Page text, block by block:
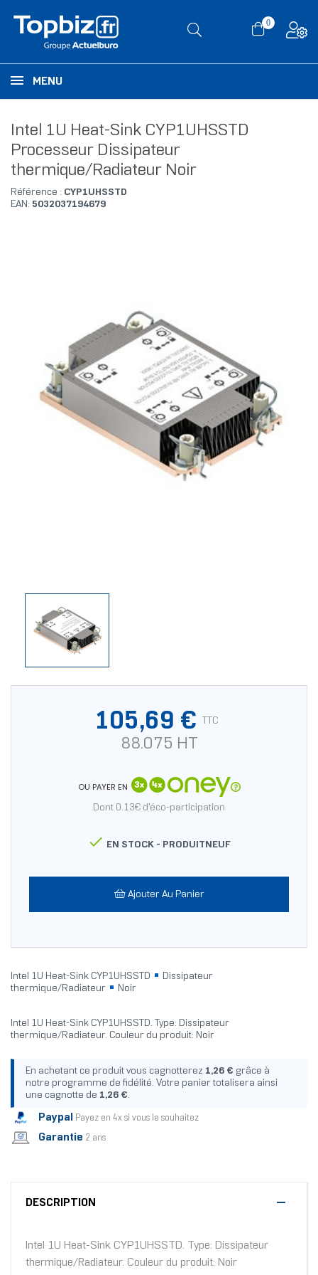
0
MENU
Intel 1U Heat-Sink CYP1UHSSTD
Processeur Dissipateur
thermique/Radiateur Noir
Référence : CYP1UHSSTD
EAN: 5032037194679
105,69 € TTC
88.075 HT
OU PAYER EN
Dont 0.13€ d'éco-participation
 EN STOCK - PRODUITNEUF
Ajouter Au Panier
Intel 1U Heat-Sink CYP1UHSSTD
Dissipateur
thermique/Radiateur
Noir
Intel 1U Heat-Sink CYP1UHSSTD. Type: Dissipateur
thermique/Radiateur. Couleur du produit: Noir
En achetant ce produit vous cagnotterez 1,26 € grâce à
notre programme de fidélité. Votre panier totalisera ainsi
une cagnotte de 1,26 €.
Paypal Payez en 4x si vous le souhaitez
Garantie 2 ans
DESCRIPTION
Intel 1U Heat-Sink CYP1UHSSTD. Type: Dissipateur
thermique/Radiateur. Couleur du produit: Noir